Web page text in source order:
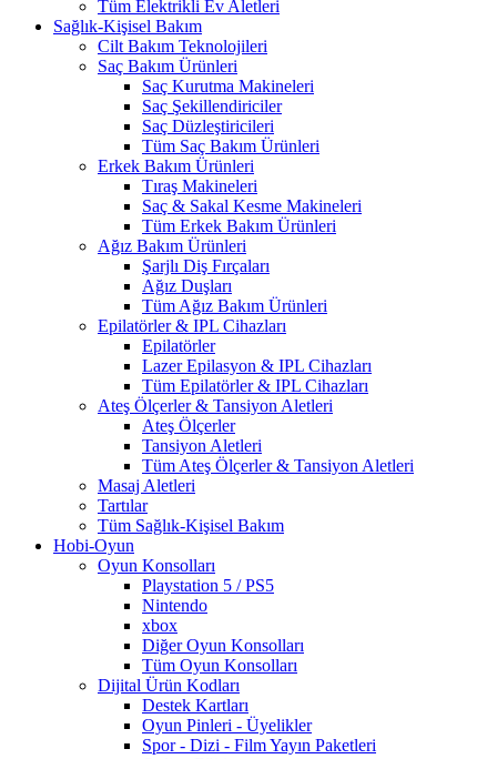
Tüm Elektrikli Ev Aletleri
Sağlık-Kişisel Bakım
Cilt Bakım Teknolojileri
Saç Bakım Ürünleri
Saç Kurutma Makineleri
Saç Şekillendiriciler
Saç Düzleştiricileri
Tüm Saç Bakım Ürünleri
Erkek Bakım Ürünleri
Tıraş Makineleri
Saç & Sakal Kesme Makineleri
Tüm Erkek Bakım Ürünleri
Ağız Bakım Ürünleri
Şarjlı Diş Fırçaları
Ağız Duşları
Tüm Ağız Bakım Ürünleri
Epilatörler & IPL Cihazları
Epilatörler
Lazer Epilasyon & IPL Cihazları
Tüm Epilatörler & IPL Cihazları
Ateş Ölçerler & Tansiyon Aletleri
Ateş Ölçerler
Tansiyon Aletleri
Tüm Ateş Ölçerler & Tansiyon Aletleri
Masaj Aletleri
Tartılar
Tüm Sağlık-Kişisel Bakım
Hobi-Oyun
Oyun Konsolları
Playstation 5 / PS5
Nintendo
xbox
Diğer Oyun Konsolları
Tüm Oyun Konsolları
Dijital Ürün Kodları
Destek Kartları
Oyun Pinleri - Üyelikler
Spor - Dizi - Film Yayın Paketleri